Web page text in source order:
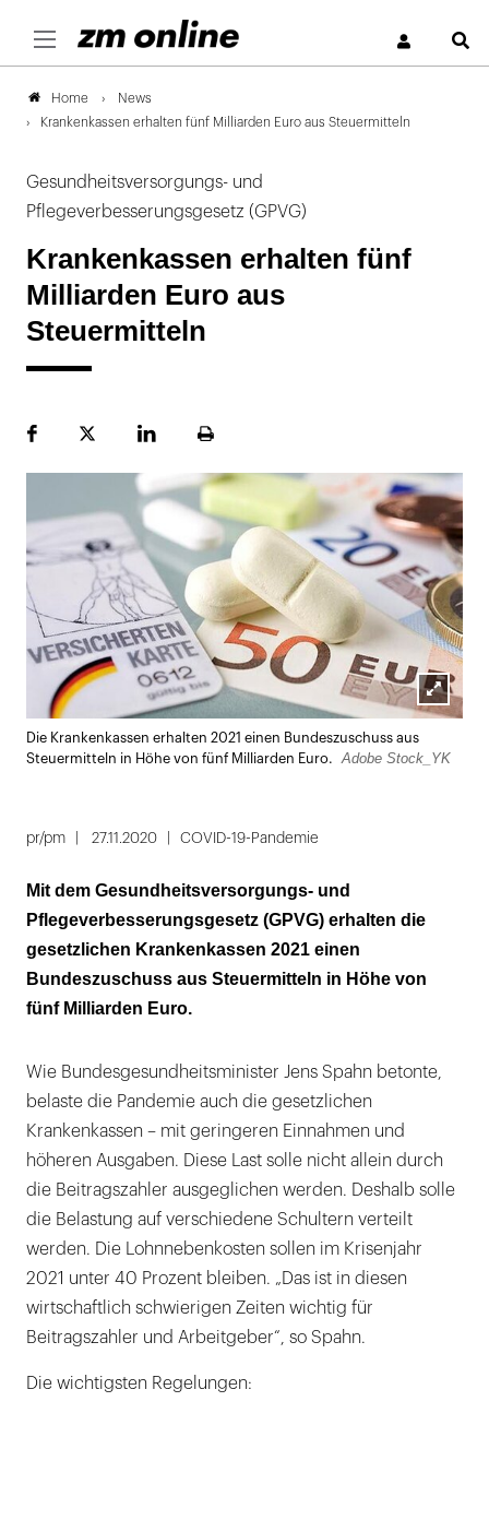
Home
News
Krankenkassen erhalten fünf Milliarden Euro aus Steuermitteln
Gesundheitsversorgungs- und
Pflegeverbesserungsgesetz (GPVG)
Krankenkassen erhalten fünf
Milliarden Euro aus
Steuermitteln
FacebookPlattformLinekdInSeite
Lightbox
öffnen
Die Krankenkassen erhalten 2021 einen Bundeszuschuss aus
Steuermitteln in Höhe von fünf Milliarden Euro.
Adobe Stock_YK
pr/pm 27.11.2020 COVID-19-Pandemie
Mit dem Gesundheitsversorgungs- und
Pflegeverbesserungsgesetz (GPVG) erhalten die
gesetzlichen Krankenkassen 2021 einen
Bundeszuschuss aus Steuermitteln in Höhe von
fünf Milliarden Euro.
Wie Bundesgesundheitsminister Jens Spahn betonte,
belaste die Pandemie auch die gesetzlichen
Krankenkassen – mit geringeren Einnahmen und
höheren Ausgaben. Diese Last solle nicht allein durch
die Beitragszahler ausgeglichen werden. Deshalb solle
die Belastung auf verschiedene Schultern verteilt
werden. Die Lohnnebenkosten sollen im Krisenjahr
2021 unter 40 Prozent bleiben. „Das ist in diesen
wirtschaftlich schwierigen Zeiten wichtig für
Beitragszahler und Arbeitgeber“, so Spahn.
Die wichtigsten Regelungen: